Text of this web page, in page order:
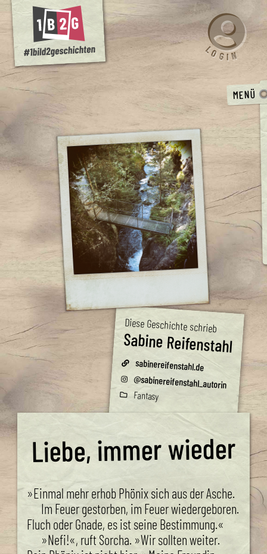
MENÜ
LOG IN
Diese Geschichte schrieb
Sabine Reifenstahl
sabinereifenstahl.de
@sabinereifenstahl_autorin
Fantasy
Liebe, immer wieder
»Einmal mehr erhob Phönix sich aus der Asche.
Im Feuer gestorben, im Feuer wiedergeboren.
Fluch oder Gnade, es ist seine Bestimmung.«
»Nefi!«, ruft Sorcha. »Wir sollten weiter.